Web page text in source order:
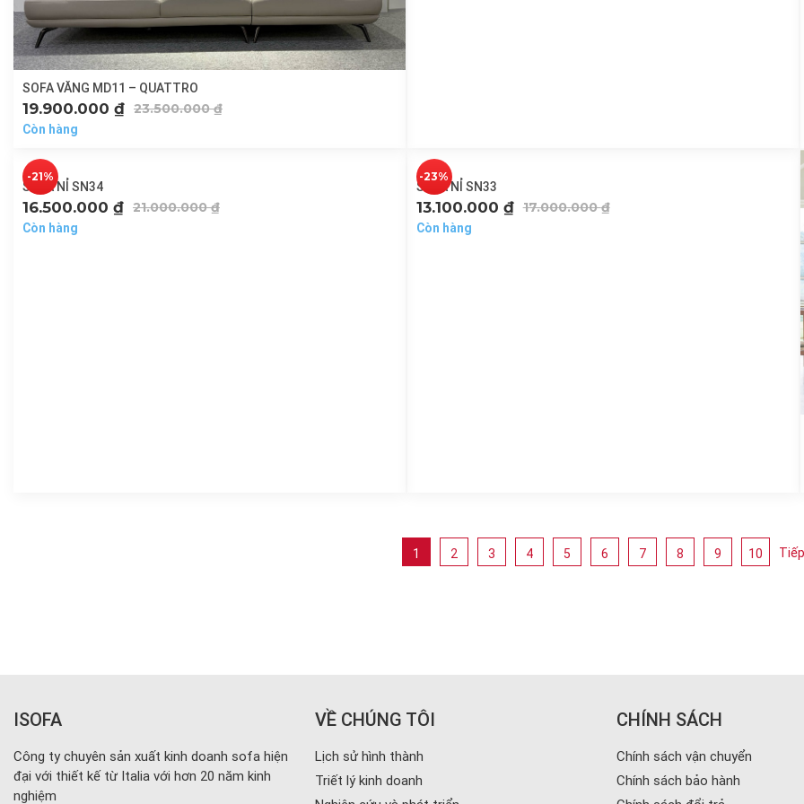
SOFA VĂNG MD11 – QUATTRO
23.500.000₫
19.900.000 ₫
Còn hàng
SOFA NỈ SN34
21.000.000₫
16.500.000 ₫
-21%
Còn hàng
SOFA NỈ SN33
17.000.000₫
13.100.000 ₫
-23%
Còn hàng
1 2 3 4 5 6 7 8 9 10 Tiếp
ISOFA
Công ty chuyên sản xuất kinh doanh sofa hiện
đại với thiết kế từ Italia với hơn 20 năm kinh
nghiệm
VỀ CHÚNG TÔI
Lịch sử hình thành
Triết lý kinh doanh
CHÍNH SÁCH
Chính sách vận chuyển
Chính sách bảo hành